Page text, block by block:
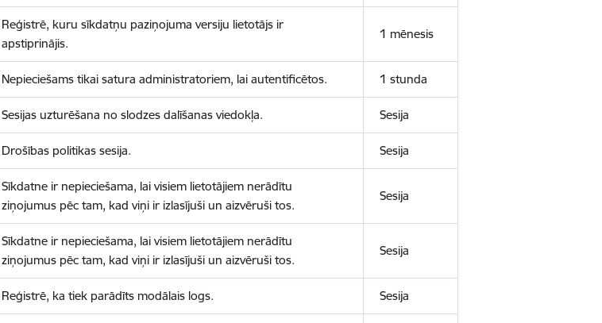
Reģistrē, kuru sīkdatņu paziņojuma versiju lietotājs ir
apstiprinājis.
1 mēnesis
Nepieciešams tikai satura administratoriem, lai autentificētos. 1 stunda
Sesijas uzturēšana no slodzes dalīšanas viedokļa. Sesija
Drošības politikas sesija. Sesija
Sīkdatne ir nepieciešama, lai visiem lietotājiem nerādītu
ziņojumus pēc tam, kad viņi ir izlasījuši un aizvēruši tos.
Sesija
Sīkdatne ir nepieciešama, lai visiem lietotājiem nerādītu
ziņojumus pēc tam, kad viņi ir izlasījuši un aizvēruši tos.
Sesija
Reģistrē, ka tiek parādīts modālais logs. Sesija